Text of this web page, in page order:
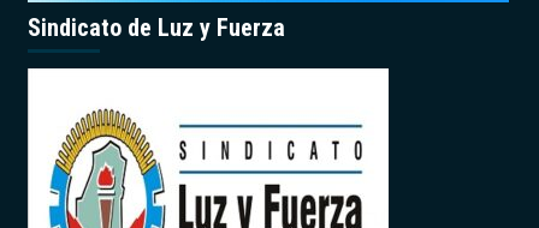
Sindicato de Luz y Fuerza